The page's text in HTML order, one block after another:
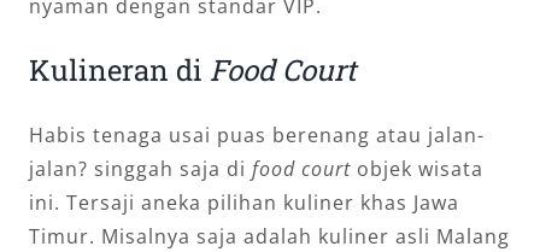
nyaman dengan standar VIP.
Kulineran di Food Court
Habis tenaga usai puas berenang atau jalan-
jalan? singgah saja di food courtobjek wisata
ini. Tersaji aneka pilihan kuliner khas Jawa
Timur. Misalnya saja adalah kuliner asli Malang